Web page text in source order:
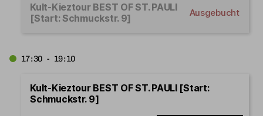
Kult-Kieztour BEST OF ST. PAULI
[Start: Schmuckstr. 9]
Ausgebucht
17:30 - 19:10
Kult-Kieztour BEST OF ST. PAULI [Start:
Schmuckstr. 9]